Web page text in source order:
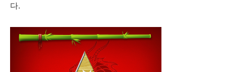
다.